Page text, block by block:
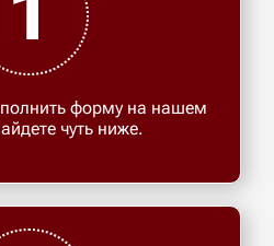
форму на нашем
чуть ниже.